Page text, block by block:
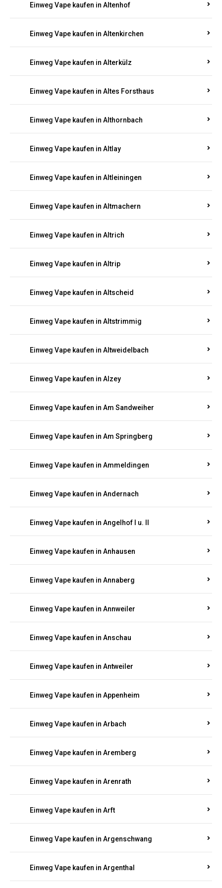
Einweg Vape kaufen in Altenhof
Einweg Vape kaufen in Altenkirchen
Einweg Vape kaufen in Alterkülz
Einweg Vape kaufen in Altes Forsthaus
Einweg Vape kaufen in Althornbach
Einweg Vape kaufen in Altlay
Einweg Vape kaufen in Altleiningen
Einweg Vape kaufen in Altmachern
Einweg Vape kaufen in Altrich
Einweg Vape kaufen in Altrip
Einweg Vape kaufen in Altscheid
Einweg Vape kaufen in Altstrimmig
Einweg Vape kaufen in Altweidelbach
Einweg Vape kaufen in Alzey
Einweg Vape kaufen in Am Sandweiher
Einweg Vape kaufen in Am Springberg
Einweg Vape kaufen in Ammeldingen
Einweg Vape kaufen in Andernach
Einweg Vape kaufen in Angelhof I u. II
Einweg Vape kaufen in Anhausen
Einweg Vape kaufen in Annaberg
Einweg Vape kaufen in Annweiler
Einweg Vape kaufen in Anschau
Einweg Vape kaufen in Antweiler
Einweg Vape kaufen in Appenheim
Einweg Vape kaufen in Arbach
Einweg Vape kaufen in Aremberg
Einweg Vape kaufen in Arenrath
Einweg Vape kaufen in Arft
Einweg Vape kaufen in Argenschwang
Einweg Vape kaufen in Argenthal